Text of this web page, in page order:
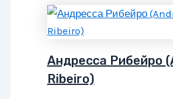
Андресса Рибейро
Ribeiro)